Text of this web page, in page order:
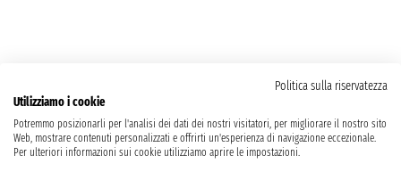
Politica sulla riservatezza
Utilizziamo i cookie
Potremmo posizionarli per l'analisi dei dati dei nostri visitatori, per migliorare il nostro sito
Web, mostrare contenuti personalizzati e offrirti un'esperienza di navigazione eccezionale.
Per ulteriori informazioni sui cookie utilizziamo aprire le impostazioni.